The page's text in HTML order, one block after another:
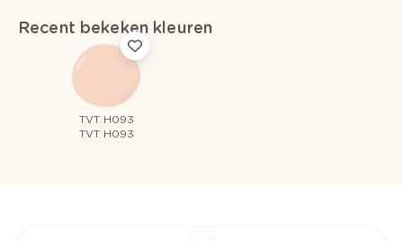
Recent bekeken kleuren
TVT H093
TVT H093